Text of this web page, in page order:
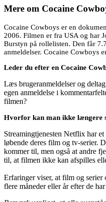
Mere om Cocaine
Cocaine Cowboys er en
2006. Filmen er fra USA og har
Burstyn på rollelisten. Den får
anmeldelser. Cocaine Cowboys
Leder du efter en Cocaine
Læs brugeranmeldelser og
egen anmeldelse i
filmen?
Hvorfor kan man ikke længere
Streamingtjenesten Netflix har
løbende deres film og tv-serier.
kommer til, men også at andre
til, at filmen ikke kan afspilles
Erfaringer viser, at film og
flere måneder eller år efter de